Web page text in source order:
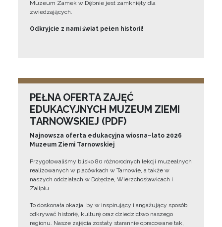
Muzeum Zamek w Dębnie jest zamknięty dla
zwiedzających.
Odkryjcie z nami świat pełen historii!
PEŁNA OFERTA ZAJĘĆ
EDUKACYJNYCH MUZEUM ZIEMI
TARNOWSKIEJ (PDF)
Najnowsza oferta edukacyjna wiosna–lato 2026
Muzeum Ziemi Tarnowskiej
Przygotowaliśmy blisko 80 różnorodnych lekcji muzealnych
realizowanych w placówkach w Tarnowie, a także w
naszych oddziałach w Dołędze, Wierzchosławicach i
Zalipiu.
To doskonała okazja, by w inspirujący i angażujący sposób
odkrywać historię, kulturę oraz dziedzictwo naszego
regionu. Nasze zajęcia zostały starannie opracowane tak,